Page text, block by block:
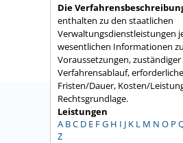
Die
enthalten zu den staatlichen
Verwaltungsdienstleistungen
wesentlichen Informationen zu
Voraussetzungen, zuständiger
Verfahrensablauf,
Fristen/Dauer, Kosten/
Rechtsgrundlage.
Leistungen
A BC D E FG H I J K L M N O P
Z